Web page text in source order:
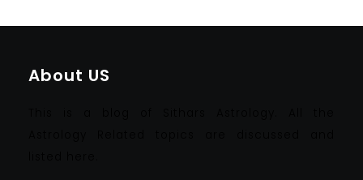
About US